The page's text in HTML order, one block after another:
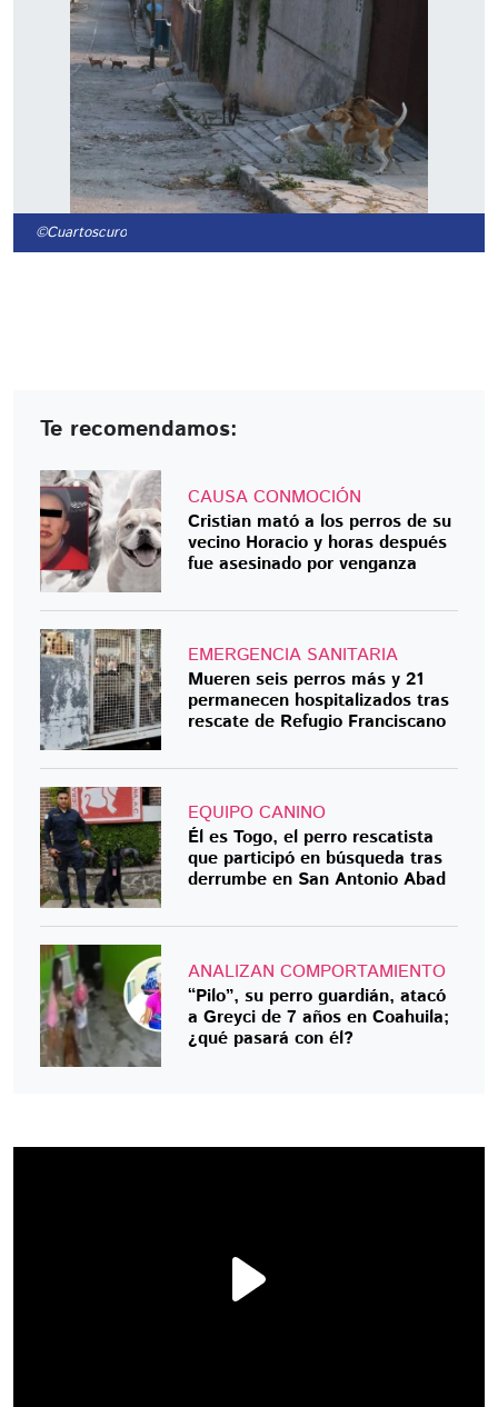
©Cuartoscuro
Te recomendamos:
CAUSA CONMOCIÓN
Cristian mató a los perros de su
vecino Horacio y horas después
fue asesinado por venganza
EMERGENCIA SANITARIA
Mueren seis perros más y 21
permanecen hospitalizados tras
rescate de Refugio Franciscano
EQUIPO CANINO
Él es Togo, el perro rescatista
que participó en búsqueda tras
derrumbe en San Antonio Abad
ANALIZAN COMPORTAMIENTO
“Pilo”, su perro guardián, atacó
a Greyci de 7 años en Coahuila;
¿qué pasará con él?